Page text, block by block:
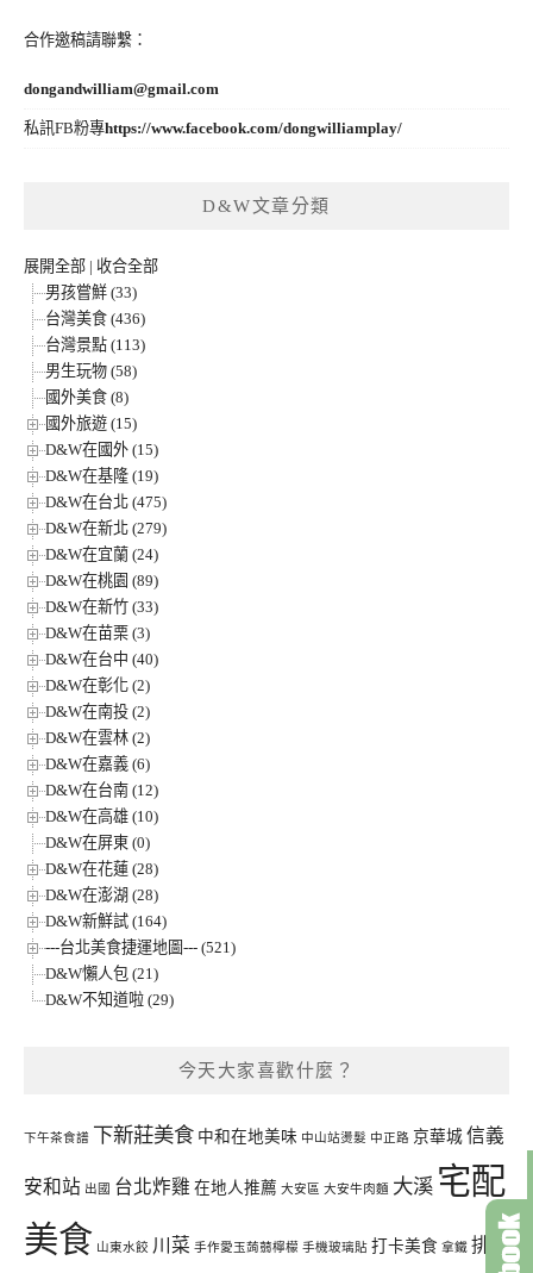
合作邀稿請聯繫：
dongandwilliam@gmail.com
私訊FB粉專https://www.facebook.com/dongwilliamplay/
D&W文章分類
展開全部 | 收合全部
男孩嘗鮮 (33)
台灣美食 (436)
台灣景點 (113)
男生玩物 (58)
國外美食 (8)
國外旅遊 (15)
D&W在國外 (15)
D&W在基隆 (19)
D&W在台北 (475)
D&W在新北 (279)
D&W在宜蘭 (24)
D&W在桃園 (89)
D&W在新竹 (33)
D&W在苗栗 (3)
D&W在台中 (40)
D&W在彰化 (2)
D&W在南投 (2)
D&W在雲林 (2)
D&W在嘉義 (6)
D&W在台南 (12)
D&W在高雄 (10)
D&W在屏東 (0)
D&W在花蓮 (28)
D&W在澎湖 (28)
D&W新鮮試 (164)
---台北美食捷運地圖--- (521)
D&W懶人包 (21)
D&W不知道啦 (29)
今天大家喜歡什麼？
下午茶食譜 下新莊美食 中和在地美味 中山站燙髮 中正路 京華城 信義
安和站 出國 台北炸雞 在地人推薦 大安區 大安牛肉麵 大溪 宅配
美食 山東水餃 川菜 手作愛玉蒟蒻檸檬 手機玻璃貼 打卡美食 拿鐵 排骨